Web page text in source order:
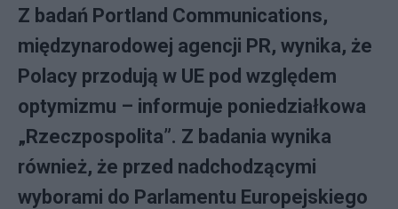
Z badań Portland Communications,
międzynarodowej agencji PR, wynika, że
Polacy przodują w UE pod względem
optymizmu – informuje poniedziałkowa
„Rzeczpospolita”. Z badania wynika
również, że przed nadchodzącymi
wyborami do Parlamentu Europejskiego